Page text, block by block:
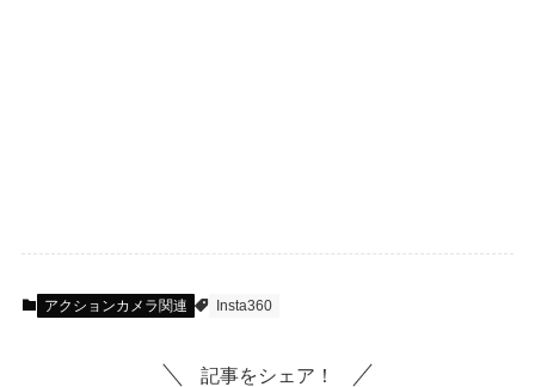
アクションカメラ関連 Insta360
記事をシェア！